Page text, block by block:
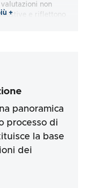
non
e riflettono
dei test. È
effetti medici o
Ci basiamo
e sulle
a vostro rischio e
volti a garantire
e approfondita,
con i
+
panoramica
processo di
la base
dei